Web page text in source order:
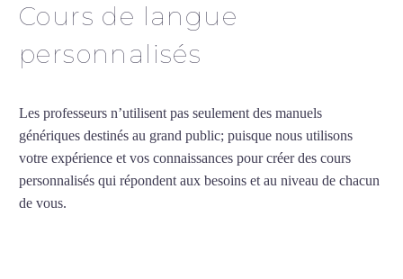
Cours de langue
personnalisés
Les professeurs n’utilisent pas seulement des manuels
génériques destinés au grand public; puisque nous utilisons
votre expérience et vos connaissances pour créer des cours
personnalisés qui répondent aux besoins et au niveau de chacun
de vous.